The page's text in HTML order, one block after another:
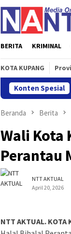
BERITA KRIMINAL
KOTA KUPANG
Konten Spesial
Beranda Berita
Wali Kota
Perantau
NTT AKTUAL
April 20, 2026
NTT AKTUAL. KOTA